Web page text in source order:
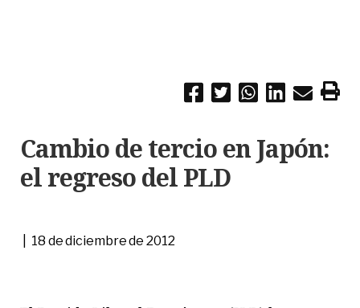
Cambio de tercio en Japón:
el regreso del PLD
| 18 de diciembre de 2012